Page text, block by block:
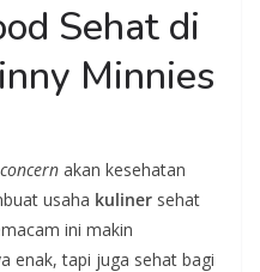
Sehat di
Minnies
concern akan kesehatan
usaha kuliner sehat
ini makin
enak, tapi juga sehat bagi